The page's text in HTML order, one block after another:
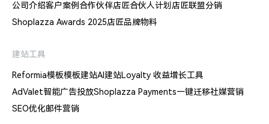
公司介绍客户案例合作伙伴店匠合伙人计划店匠联盟分销
Shoplazza Awards 2025店匠品牌物料
建站工具
Reformia模板模板建站AI建站Loyalty 收益增长工具
AdValet智能广告投放Shoplazza Payments一键迁移社媒营销
SEO优化邮件营销